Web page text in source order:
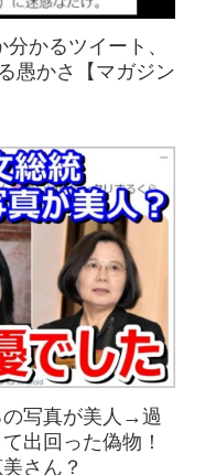
かるツイート、
愚かさ【マガジン
の写真が美人→過
出回った偽物！
さん？